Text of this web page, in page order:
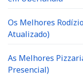
Os Melhores
Atualizado)
As Melhores
Presencial)